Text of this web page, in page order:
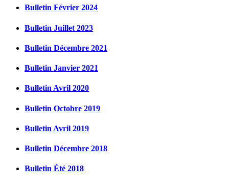
Bulletin Février 2024
Bulletin Juillet 2023
Bulletin Décembre 2021
Bulletin Janvier 2021
Bulletin Avril 2020
Bulletin Octobre 2019
Bulletin Avril 2019
Bulletin Décembre 2018
Bulletin Été 2018